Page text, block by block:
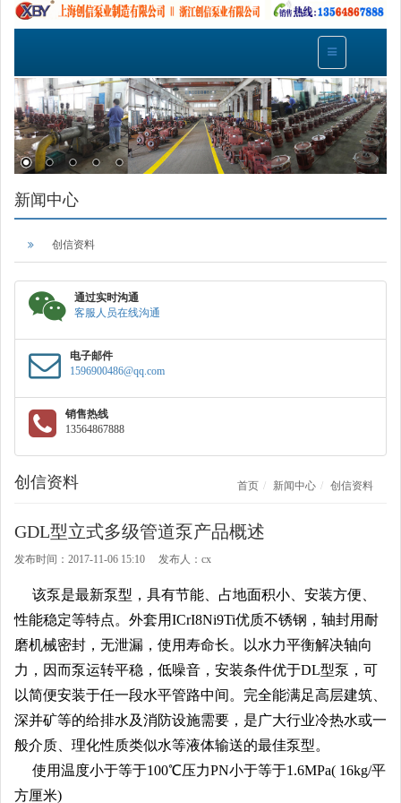
新闻中心
创信资料
通过实时沟通
客服人员在线沟通
电子邮件
1596900486@qq.com
销售热线
13564867888
创信资料 首页 新闻中心 创信资料
GDL型立式多级管道泵产品概述
发布时间：2017-11-06 15:10 发布人：cx
该泵是最新泵型，具有节能、占地面积小、安装方便、
性能稳定等特点。外套用ICrI8Ni9Ti优质不锈钢，轴封用耐
磨机械密封，无泄漏，使用寿命长。以水力平衡解决轴向
力，因而泵运转平稳，低噪音，安装条件优于DL型泵，可
以简便安装于任一段水平管路中间。完全能满足高层建筑、
深并矿等的给排水及消防设施需要，是广大行业冷热水或一
般介质、理化性质类似水等液体输送的最佳泵型。
使用温度小于等于100℃压力PN小于等于1.6MPa( 16kg/平
方厘米)